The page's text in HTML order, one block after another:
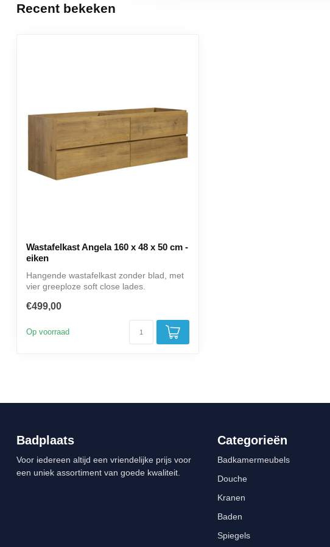
Aantal laden
Recent bekeken
Wastafelkast Angela 160 x 48 x 50 cm -
eiken
Hangende wastafelkast zonder blad, met
vier greeploze soft close lades.
€499,00
Op voorraad
Badplaats
Voor iedereen altijd een vriendelijke prijs voor
een uniek assortiment van goede kwaliteit.
Categorieën
Badkamermeubels
Douche
Kranen
Baden
Spiegels